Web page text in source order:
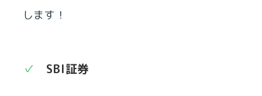
します！
SBI証券